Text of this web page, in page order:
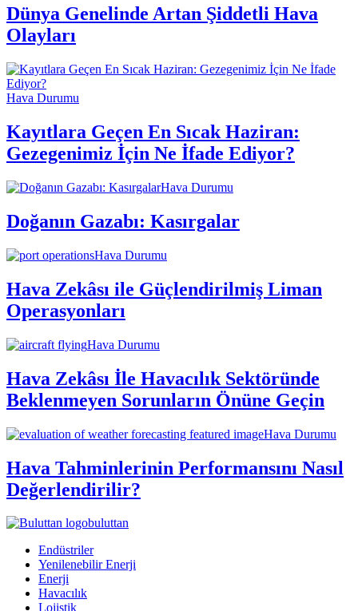
Dünya Genelinde Artan Şiddetli Hava
Olayları
Hava Durumu
Kayıtlara Geçen En Sıcak Haziran:
Gezegenimiz İçin Ne İfade Ediyor?
Hava Durumu
Doğanın Gazabı: Kasırgalar
Hava Durumu
Hava Zekâsı ile Güçlendirilmiş Liman
Operasyonları
Hava Durumu
Hava Zekâsı İle Havacılık Sektöründe
Beklenmeyen Sorunların Önüne Geçin
Hava Durumu
Hava Tahminlerinin Performansını Nasıl
Değerlendirilir?
buluttan
Endüstriler
Yenilenebilir Enerji
Enerji
Havacılık
Lojistik